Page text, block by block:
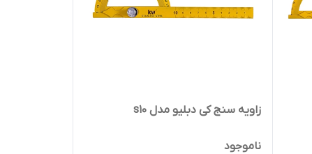
زاویه سنج کی دبلیو مدل s10
ناموجود